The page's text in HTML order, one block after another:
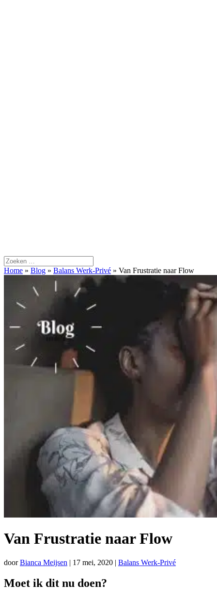
Home » Blog » Balans Werk-Privé » Van Frustratie naar Flow
Van Frustratie naar Flow
doorBianca Meijsen | 17 mei, 2020 | Balans Werk-Privé
Moet ik dit nu doen?